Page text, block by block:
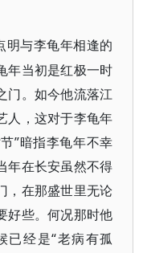
明与李龟年相逢的
年当初是红极一时
门。如今他流落江
人，这对于李龟年
”暗指李龟年不幸
年在长安虽然不得
，在那盛世里无论
好些。何况那时他
已经是“老病有孤